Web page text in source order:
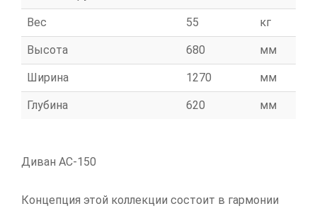
Вес 55 кг
Высота 680 мм
Ширина 1270 мм
Глубина 620 мм
Диван АС-150
Концепция этой коллекции состоит в гармонии